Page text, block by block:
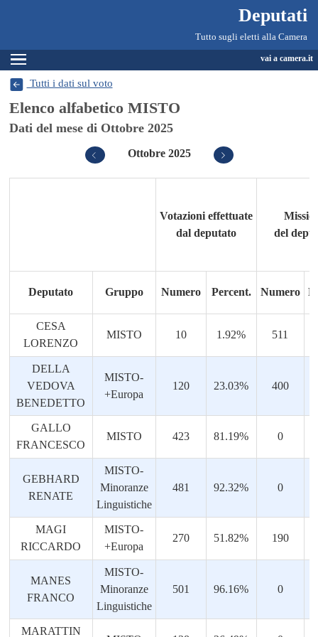
Deputati
Tutto sugli eletti alla Camera
Espandi vai a camera.it
Tutti i dati sul voto
Elenco alfabetico MISTO
Dati del mese di Ottobre 2025
Precedente Ottobre 2025 Successivo
Votazioni effettuate
dal deputato
del
Deputato Gruppo Numero Percent. Numero
CESA
LORENZO
MISTO 10 1.92% 511
DELLA
VEDOVA
BENEDETTO
MISTO-
+Europa
120 23.03% 400
GALLO
FRANCESCO
MISTO 423 81.19% 0
GEBHARD
RENATE
MISTO-
Minoranze
Linguistiche
481 92.32% 0
MAGI
RICCARDO
MISTO-
+Europa
270 51.82% 190
MANES
FRANCO
MISTO-
Minoranze
Linguistiche
501 96.16% 0
MARATTIN